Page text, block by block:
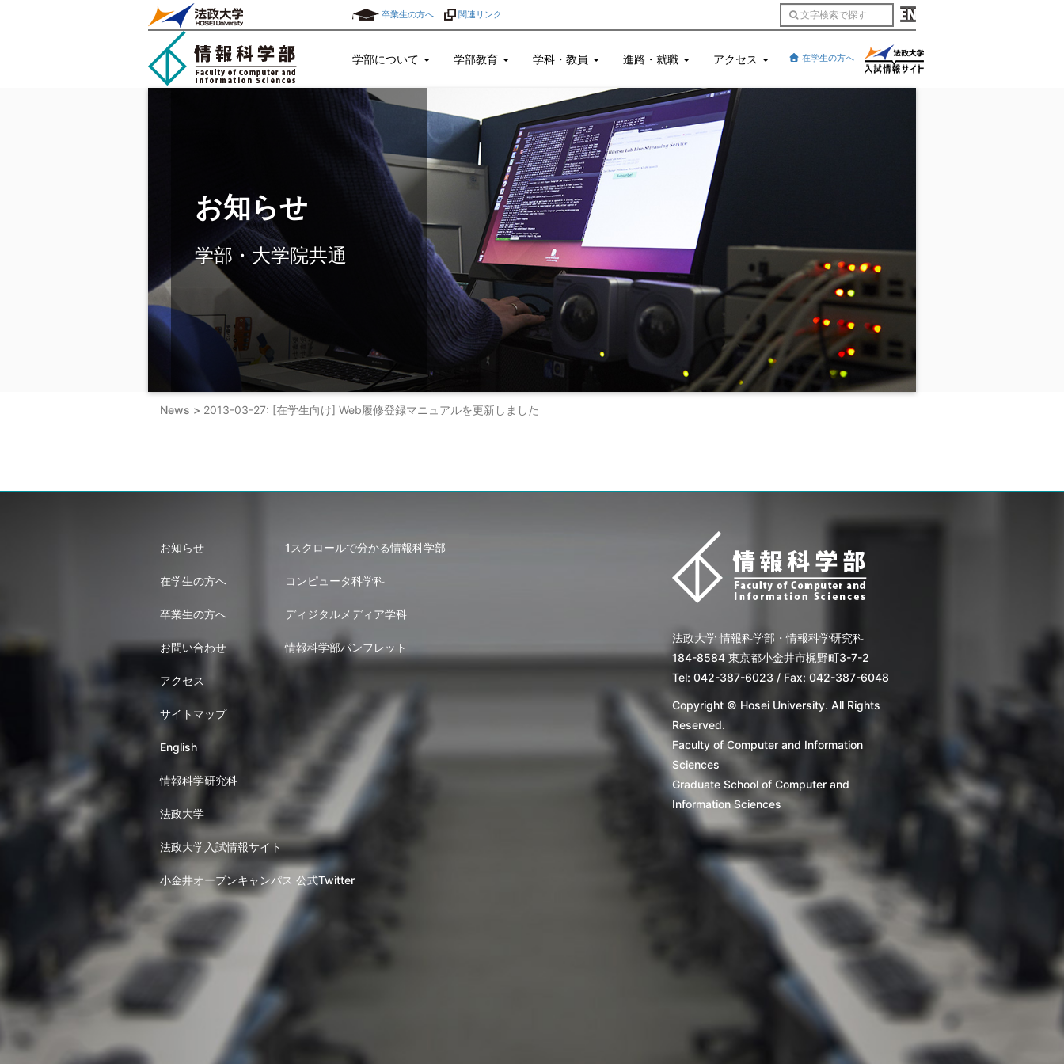
卒業生の方へ 関連リンク
学部について 学部教育 学科・教員 進路・就職 アクセス 在学生の方へ
お知らせ
学部・大学院共通
News > 2013-03-27: [在学生向け] Web履修登録マニュアルを更新しました
お知らせ
在学生の方へ
卒業生の方へ
お問い合わせ
アクセス
サイトマップ
English
1スクロールで分かる情報科学部
コンピュータ科学科
ディジタルメディア学科
情報科学部パンフレット
情報科学研究科
法政大学
法政大学入試情報サイト
小金井オープンキャンパス 公式Twitter
法政大学 情報科学部・情報科学研究科
184-8584 東京都小金井市梶野町3-7-2
Tel: 042-387-6023 / Fax: 042-387-6048
Copyright © Hosei University. All Rights
Reserved.
Faculty of Computer and Information
Sciences
Graduate School of Computer and
Information Sciences